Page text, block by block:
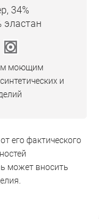
34%
эластан
моющим
и
его фактического
может вносить